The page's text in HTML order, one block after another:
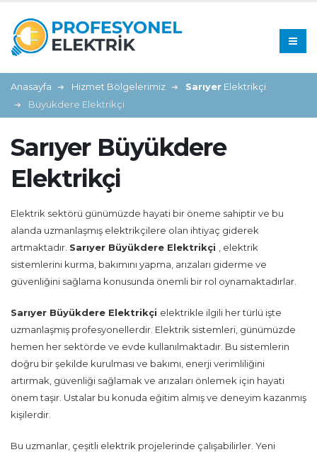
Anasayfa Hizmet Bölgelerimiz Sarıyer Elektrikçi
Büyükdere Elektrikçi
Sarıyer Büyükdere
Elektrikçi
Elektrik sektörü günümüzde hayati bir öneme sahiptir ve bu
alanda uzmanlaşmış elektrikçilere olan ihtiyaç giderek
artmaktadır. Sarıyer Büyükdere Elektrikçi
, elektrik
sistemlerini kurma, bakımını yapma, arızaları giderme ve
güvenliğini sağlama konusunda önemli bir rol oynamaktadırlar.
Sarıyer Büyükdere Elektrikçi elektrikle ilgili her türlü işte
uzmanlaşmış profesyonellerdir. Elektrik sistemleri, günümüzde
hemen her sektörde ve evde kullanılmaktadır. Bu sistemlerin
doğru bir şekilde kurulması ve bakımı, enerji verimliliğini
artırmak, güvenliği sağlamak ve arızaları önlemek için hayati
önem taşır. Ustalar bu konuda eğitim almış ve deneyim kazanmış
kişilerdir.
Bu uzmanlar, çeşitli elektrik projelerinde çalışabilirler. Yeni